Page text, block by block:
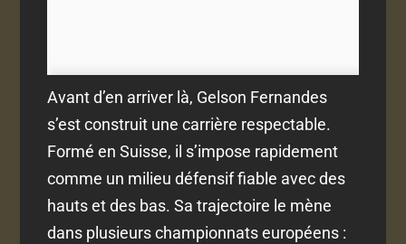
Avant d’en arriver là, Gelson Fernandes
s’est construit une carrière respectable.
Formé en Suisse, il s’impose rapidement
comme un milieu défensif fiable avec des
hauts et des bas. Sa trajectoire le mène
dans plusieurs championnats européens :